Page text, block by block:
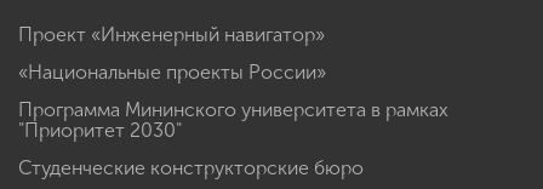
Проект «Инженерный навигатор»
«Национальные проекты России»
Программа Мининского университета в рамках
"Приоритет 2030"
Студенческие конструкторские бюро